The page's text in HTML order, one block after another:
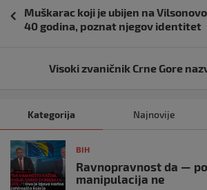
objava
Muškarac koji je ubijen na
40 godina, poznat njegov identitet
Visoki zvaničnik Crne Gore
Kategorija Najnovije
BIH
Ravnopravnost da —
manipulacija ne